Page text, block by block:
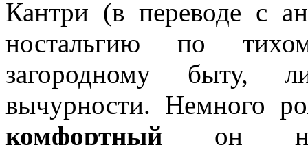
Кантри (в переводе с
ностальгию по
загородному быту,
вычурности. Немного
комфортный он